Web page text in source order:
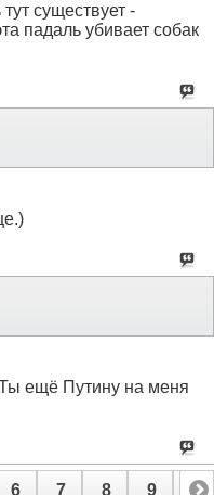
существует -
падаль убивает собак
ещё Путину на меня
6 7 8 9 10